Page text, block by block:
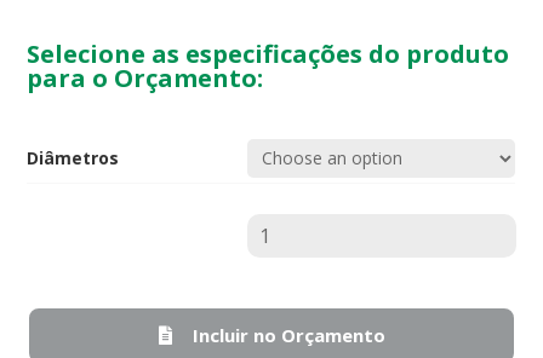
Selecione as especificações do produto
para o Orçamento:
Diâmetros
Incluir no Orçamento